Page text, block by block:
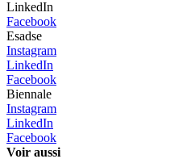
LinkedIn
Facebook
Esadse
Instagram
LinkedIn
Facebook
Biennale
Instagram
LinkedIn
Facebook
Voir aussi